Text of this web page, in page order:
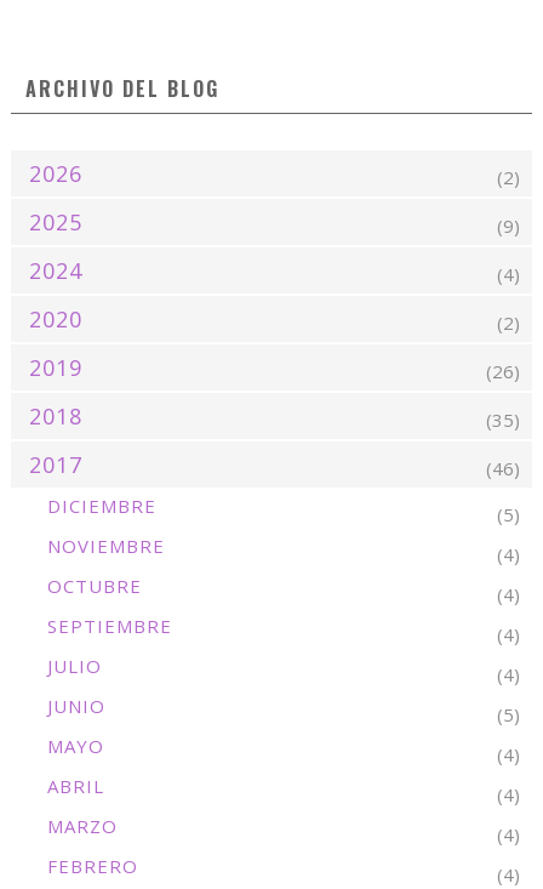
ARCHIVO DEL BLOG
2026 (2)
2025 (9)
2024 (4)
2020 (2)
2019 (26)
2018 (35)
2017
(46)
DICIEMBRE
(5)
NOVIEMBRE
(4)
OCTUBRE
(4)
SEPTIEMBRE
(4)
JULIO
(4)
JUNIO
(5)
MAYO
(4)
ABRIL
(4)
MARZO
(4)
FEBRERO
(4)